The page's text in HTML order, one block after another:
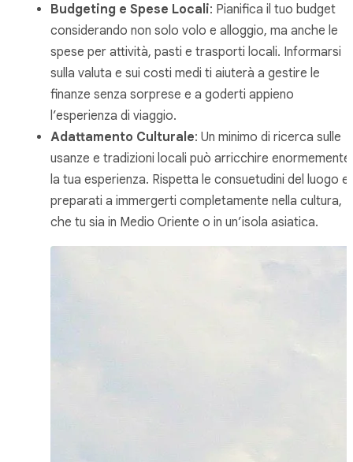
Budgeting e Spese Locali: Pianifica il tuo budget
considerando non solo volo e alloggio, ma anche le
spese per attività, pasti e trasporti locali. Informarsi
sulla valuta e sui costi medi ti aiuterà a gestire le
finanze senza sorprese e a goderti appieno
l’esperienza di viaggio.
Adattamento Culturale: Un minimo di ricerca sulle
usanze e tradizioni locali può arricchire enormemente
la tua esperienza. Rispetta le consuetudini del luogo e
preparati a immergerti completamente nella cultura,
che tu sia in Medio Oriente o in un’isola asiatica.